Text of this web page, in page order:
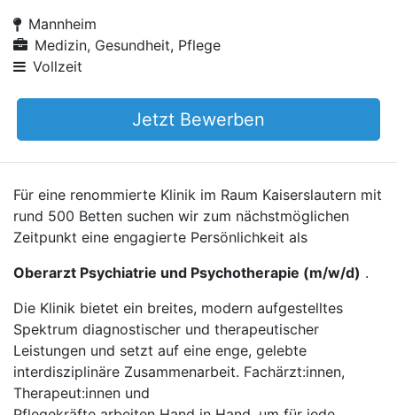
Mannheim
Medizin, Gesundheit, Pflege
Vollzeit
Jetzt Bewerben
Für eine renommierte Klinik im Raum Kaiserslautern mit
rund 500 Betten suchen wir zum nächstmöglichen
Zeitpunkt eine engagierte Persönlichkeit als
Oberarzt Psychiatrie und Psychotherapie (m/w/d) .
Die Klinik bietet ein breites, modern aufgestelltes
Spektrum diagnostischer und therapeutischer
Leistungen und setzt auf eine enge, gelebte
interdisziplinäre Zusammenarbeit. Fachärzt:innen,
Therapeut:innen und